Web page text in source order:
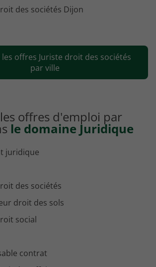
des sociétés Dijon
des sociétés Nice
des sociétés Montauban
des sociétés Pau
offres Juriste droit des sociétés
par ville
offres d'emploi par
le domaine Juridique
juridique
des sociétés
droit des sols
social
contrat